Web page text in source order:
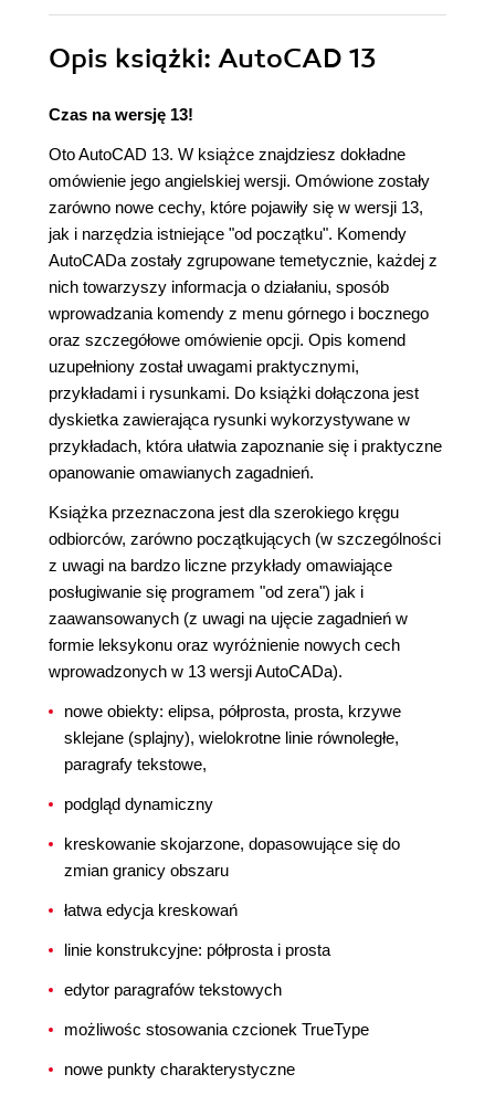
Opis książki: AutoCAD 13
Czas na wersję 13!
Oto AutoCAD 13. W książce znajdziesz dokładne
omówienie jego angielskiej wersji. Omówione zostały
zarówno nowe cechy, które pojawiły się w wersji 13,
jak i narzędzia istniejące "od początku". Komendy
AutoCADa zostały zgrupowane temetycznie, każdej z
nich towarzyszy informacja o działaniu, sposób
wprowadzania komendy z menu górnego i bocznego
oraz szczegółowe omówienie opcji. Opis komend
uzupełniony został uwagami praktycznymi,
przykładami i rysunkami. Do książki dołączona jest
dyskietka zawierająca rysunki wykorzystywane w
przykładach, która ułatwia zapoznanie się i praktyczne
opanowanie omawianych zagadnień.
Książka przeznaczona jest dla szerokiego kręgu
odbiorców, zarówno początkujących (w szczególności
z uwagi na bardzo liczne przykłady omawiające
posługiwanie się programem "od zera") jak i
zaawansowanych (z uwagi na ujęcie zagadnień w
formie leksykonu oraz wyróżnienie nowych cech
wprowadzonych w 13 wersji AutoCADa).
nowe obiekty: elipsa, półprosta, prosta, krzywe
sklejane (splajny), wielokrotne linie równoległe,
paragrafy tekstowe,
podgląd dynamiczny
kreskowanie skojarzone, dopasowujące się do
zmian granicy obszaru
łatwa edycja kreskowań
linie konstrukcyjne: półprosta i prosta
edytor paragrafów tekstowych
możliwośc stosowania czcionek TrueType
nowe punkty charakterystyczne